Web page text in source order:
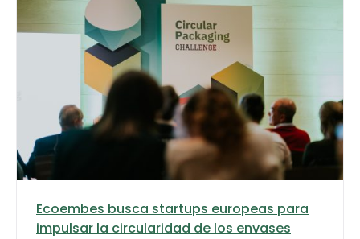
Ecoembes busca startups europeas para
impulsar la circularidad de los envases